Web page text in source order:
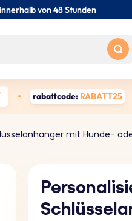
von 48 Stunden
rabattcode: RABATT25
mit Hunde-